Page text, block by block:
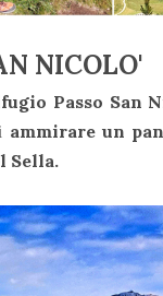
NICOLO'
Passo San
ammirare un
Sella.